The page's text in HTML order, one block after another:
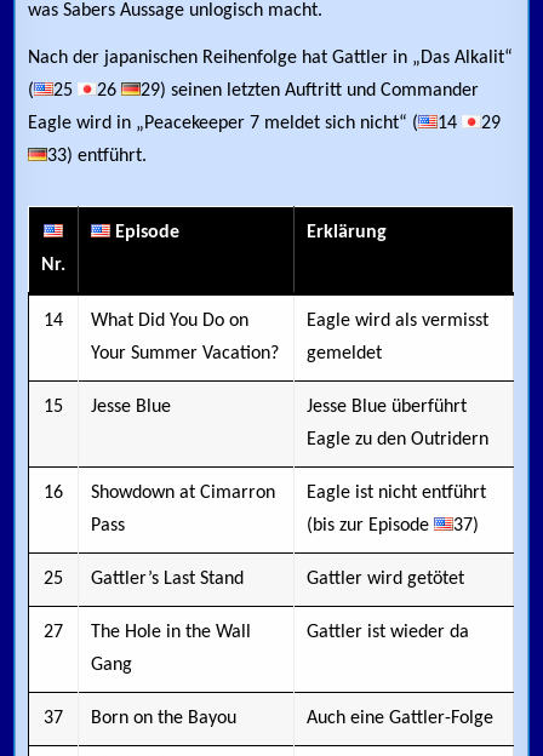
was Sabers Aussage unlogisch macht.
Nach der japanischen Reihenfolge hat Gattler in „Das Alkalit“
(
25 26
29) seinen letzten Auftritt und Commander
Eagle wird in „Peacekeeper 7 meldet sich nicht“ (
14
29
33) entführt.
Nr.
Episode Erklärung
14
What Did You Do on
Your Summer Vacation?
Eagle wird als vermisst
gemeldet
15 Jesse Blue
Jesse Blue überführt
Eagle zu den Outridern
16
Showdown at Cimarron
Pass
Eagle ist nicht entführt
(bis zur Episode
37)
25 Gattler’s Last Stand Gattler wird getötet
27
The Hole in the Wall
Gang
Gattler ist wieder da
37 Born on the Bayou Auch eine Gattler-Folge